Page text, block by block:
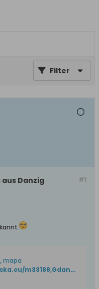
Filter
#1
Danzig
mapa
https://fotopolska.eu/m33188,Gdansk.html